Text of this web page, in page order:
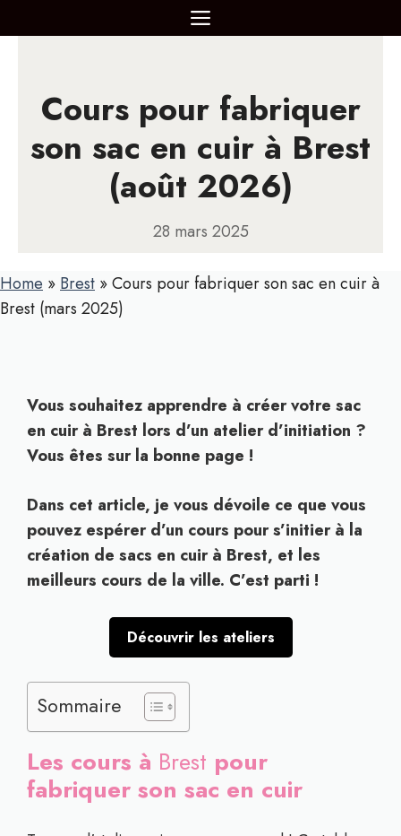
au
MENU
Cours pour fabriquer
son sac en cuir à Brest
(août 2026)
28 mars 2025
Home » Brest »Cours pour fabriquer son sac en cuir à
Brest (mars 2025)
Vous souhaitez apprendre à créer votre sac
en cuir à Brest lors d’un atelier d’initiation ?
Vous êtes sur la bonne page !
Dans cet article, je vous dévoile ce que vous
pouvez espérer d’un cours pour s’initier à la
création de sacs en cuir à Brest, et les
meilleurs cours de la ville. C’est parti !
Découvrir les ateliers
Sommaire
Les cours à Brest pour
fabriquer son sac en cuir